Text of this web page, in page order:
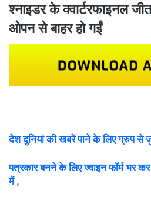
श्नाइडर के क्वार्टरफाइनल
ओपन से बाहर हो गईं
देश दुनियां की खबरें पाने के लिए ग्रुप से
पत्रकार बनने के लिए ज्वाइन फॉर्म भर
में ,